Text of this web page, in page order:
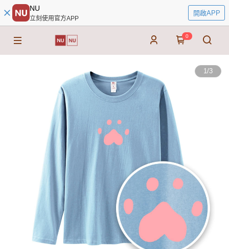
NU
立刻使用官方APP
開啟APP
0
1/3